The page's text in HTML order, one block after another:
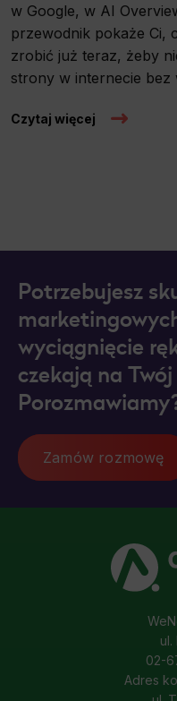
w Google, w AI
przewodnik pokaże Ci,
zrobić już teraz, żeby
strony w internecie bez
Czytaj więcej
Potrzebujesz
wyciągnięcie
czekają na Twój
Zamów rozmowę
ul.
02-
Adres